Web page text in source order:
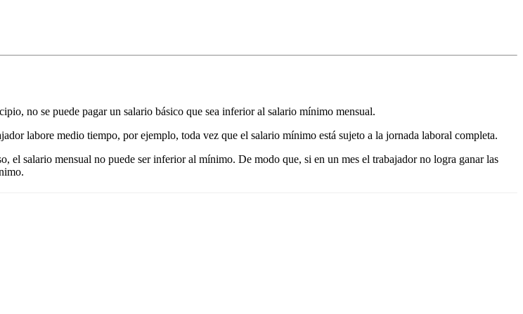
no se puede pagar un salario básico que sea inferior al salario mínimo mensual.
labore medio tiempo, por ejemplo, toda vez que el salario mínimo está sujeto a la jornada laboral completa.
salario mensual no puede ser inferior al mínimo. De modo que, si en un mes el trabajador no logra ganar las